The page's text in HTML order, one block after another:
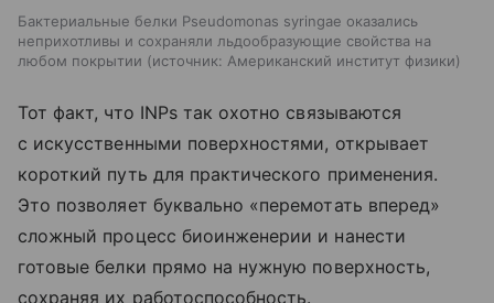
Бактериальные белки Pseudomonas syringae оказались
неприхотливы и сохраняли льдообразующие свойства на
любом покрытии
источник: Американский институт физики
Тот факт, что INPs так охотно связываются
с искусственными поверхностями, открывает
короткий путь для практического применения.
Это позволяет буквально «перемотать вперед»
сложный процесс биоинженерии и нанести
готовые белки прямо на нужную поверхность,
сохраняя их работоспособность.